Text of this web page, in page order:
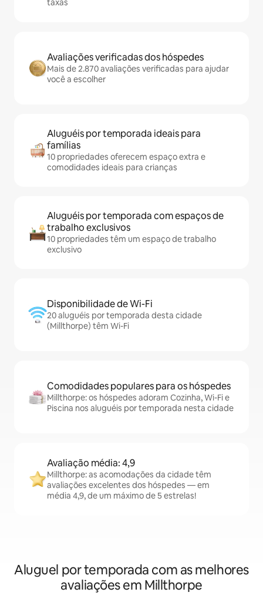
taxas
Avaliações verificadas dos hóspedes
Mais de 2.870 avaliações verificadas para ajudar
você a escolher
Aluguéis por temporada ideais para
famílias
10 propriedades oferecem espaço extra e
comodidades ideais para crianças
Aluguéis por temporada com espaços de
trabalho exclusivos
10 propriedades têm um espaço de trabalho
exclusivo
Disponibilidade de Wi-Fi
20 aluguéis por temporada desta cidade
(Millthorpe) têm Wi-Fi
Comodidades populares para os hóspedes
Millthorpe: os hóspedes adoram Cozinha, Wi-Fi e
Piscina nos aluguéis por temporada nesta cidade
Avaliação média: 4,9
Millthorpe: as acomodações da cidade têm
avaliações excelentes dos hóspedes — em
média 4,9, de um máximo de 5 estrelas!
Aluguel por temporada com as melhores
avaliações em Millthorpe